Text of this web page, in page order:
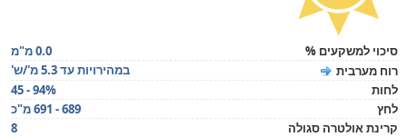
סיכוי למשקעים %
0.0 מ"מ
רוח מערבית
במהירויות עד 5.3 מ'/ש'
לחות
45 - 94%
לחץ
689 - 691 מ"כ
קרינת אולטרה סגולה
8